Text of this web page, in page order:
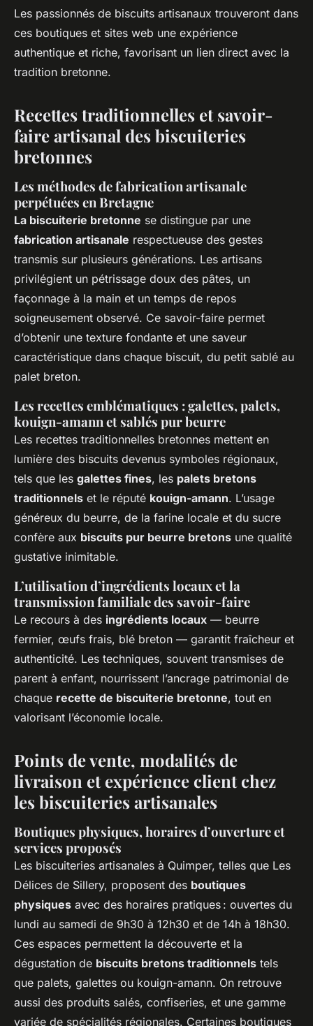
Les passionnés de biscuits artisanaux trouveront dans
ces boutiques et sites web une expérience
authentique et riche, favorisant un lien direct avec la
tradition bretonne.
Recettes traditionnelles et savoir-
faire artisanal des biscuiteries
bretonnes
Les méthodes de fabrication artisanale
perpétuées en Bretagne
La biscuiterie bretonne se distingue par une
fabrication artisanale respectueuse des gestes
transmis sur plusieurs générations. Les artisans
privilégient un pétrissage doux des pâtes, un
façonnage à la main et un temps de repos
soigneusement observé. Ce savoir-faire permet
d’obtenir une texture fondante et une saveur
caractéristique dans chaque biscuit, du petit sablé au
palet breton.
Les recettes emblématiques : galettes, palets,
kouign-amann et sablés pur beurre
Les recettes traditionnelles bretonnes mettent en
lumière des biscuits devenus symboles régionaux,
tels que les galettes fines, les palets bretons
traditionnels et le réputé kouign-amann. L’usage
généreux du beurre, de la farine locale et du sucre
confère aux biscuits pur beurre bretons une qualité
gustative inimitable.
L’utilisation d’ingrédients locaux et la
transmission familiale des savoir-faire
Le recours à des ingrédients locaux — beurre
fermier, œufs frais, blé breton — garantit fraîcheur et
authenticité. Les techniques, souvent transmises de
parent à enfant, nourrissent l’ancrage patrimonial de
chaque recette de biscuiterie bretonne, tout en
valorisant l’économie locale.
Points de vente, modalités de
livraison et expérience client chez
les biscuiteries artisanales
Boutiques physiques, horaires d’ouverture et
services proposés
Les biscuiteries artisanales à Quimper, telles que Les
Délices de Sillery, proposent des boutiques
physiques avec des horaires pratiques : ouvertes du
lundi au samedi de 9h30 à 12h30 et de 14h à 18h30.
Ces espaces permettent la découverte et la
dégustation de biscuits bretons traditionnels tels
que palets, galettes ou kouign-amann. On retrouve
aussi des produits salés, confiseries, et une gamme
variée de spécialités régionales. Certaines boutiques